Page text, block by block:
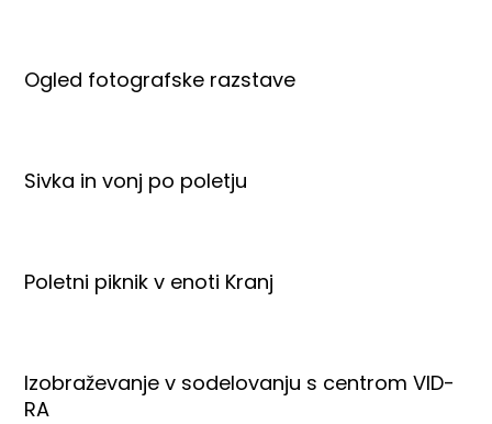
Ogled fotografske razstave
Sivka in vonj po poletju
Poletni piknik v enoti Kranj
Izobraževanje v sodelovanju s centrom VID-
RA